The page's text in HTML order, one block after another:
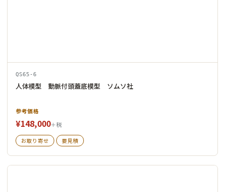
QS65-6
人体模型 動脈付頭蓋底模型 ソムソ社
参考価格
¥148,000＋税
お取り寄せ 要見積